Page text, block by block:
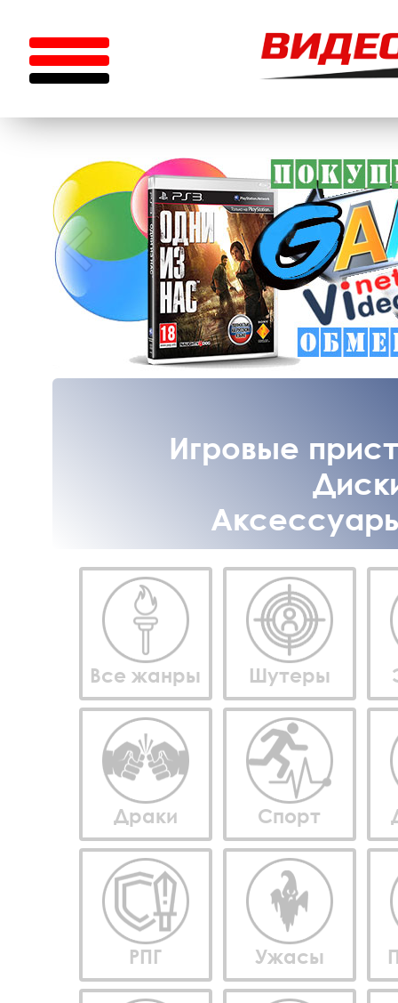
Игровые
Все жанры Шутеры
Драки Спорт
РПГ Ужасы